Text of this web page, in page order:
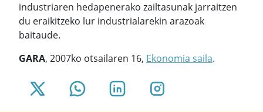
industriaren hedapenerako zailtasunak jarraitzen
du eraikitzeko lur industrialarekin arazoak
baitaude.
GARA, 2007ko otsailaren 16, Ekonomia saila.